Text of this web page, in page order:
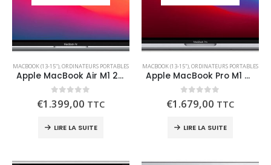
MACBOOK (13-15"),ORDINATEURS PORTABLES
Apple MacBook Air M1 2020 (13 Pouces, 8 Go RAM, 512 Go SSD)
0 out of 5
€1.399,00 TTC
LIRE LA SUITE
MACBOOK (13-15"),ORDINATEURS PORTABLES
Apple MacBook Pro M1 2020 (13 Pouces, 8 Go RAM, 512 Go SSD) – Gris sidéral
0 out of 5
€1.679,00 TTC
LIRE LA SUITE